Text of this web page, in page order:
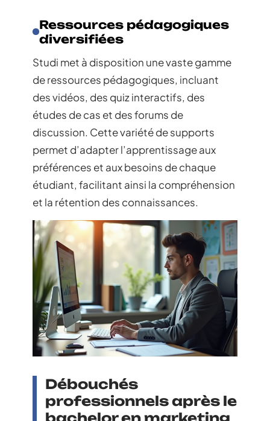
Ressources pédagogiques
diversifiées
Studi met à disposition une vaste gamme
de ressources pédagogiques, incluant
des vidéos, des quiz interactifs, des
études de cas et des forums de
discussion. Cette variété de supports
permet d’adapter l’apprentissage aux
préférences et aux besoins de chaque
étudiant, facilitant ainsi la compréhension
et la rétention des connaissances.
Débouchés
professionnels après le